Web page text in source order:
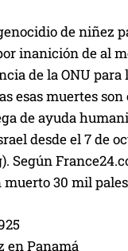
de niñez
inanición de al
de la ONU
esas muertes
de ayuda
desde el 7 de
Según
30 mil
en Panamá